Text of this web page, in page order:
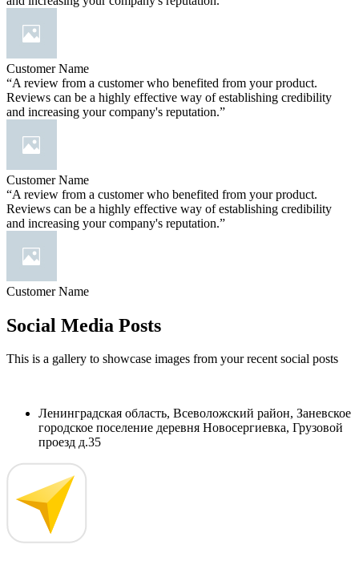
Customer Name
“A review from a customer who benefited from your product.
Reviews can be a highly effective way of establishing credibility
and increasing your company's reputation.”
Customer Name
“A review from a customer who benefited from your product.
Reviews can be a highly effective way of establishing credibility
and increasing your company's reputation.”
Customer Name
Social Media Posts
This is a gallery to showcase images from your recent social posts
Ленинградская область, Всеволожский район, Заневское
городское поселение деревня Новосергиевка, Грузовой
проезд д.35